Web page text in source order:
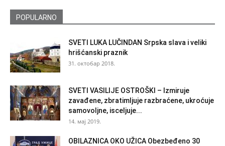
POPULARNO
SVETI LUKA LUČINDAN Srpska slava i veliki
hrišćanski praznik
31. октобар 2018.
SVETI VASILIJE OSTROŠKI – Izmiruje
zavađene, zbratimljuje razbraćene, ukroćuje
samovoljne, isceljuje...
14. мај 2019.
OBILAZNICA OKO UŽICA Obezbeđeno 30